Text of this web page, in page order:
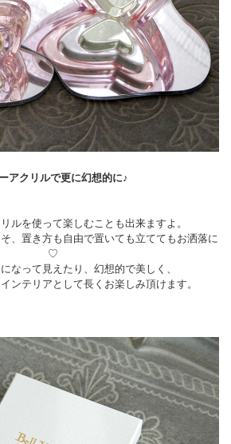
アクリルで更に幻想的に♪
ルを使って楽しむことも出来ますよ。
、置き方も自由で置いても立ててもお洒落に
♡
なって見えたり、幻想的で美しく、
ンテリアとして長くお楽しみ頂けます。